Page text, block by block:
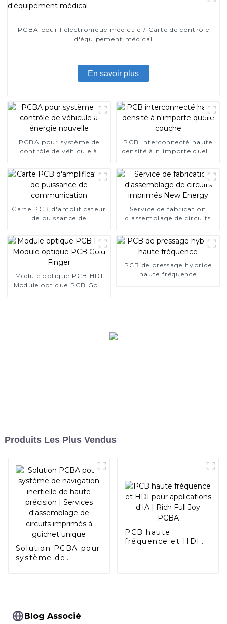
PCBA pour l'électronique médicale / Carte de contrôle
d'équipement médical
En savoir plus
PCBA pour système de
contrôle de véhicule à
PCB interconnecté haute
densité à n'importe quelle
Carte PCB d'amplificateur
de puissance de
Service de fabrication
d'assemblage de circuits
Module optique PCB HDI
Module optique PCB Gold
PCB de pressage hybride
haute fréquence
Produits Les Plus Vendus
Solution PCBA pour
système de
guichet unique
PCB haute
fréquence et HDI
Blog Associé